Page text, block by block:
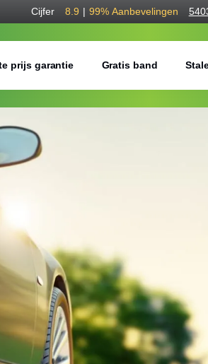
Cijfer 8.9 | 99% Aanbevelingen
prijs garantie Gratis band